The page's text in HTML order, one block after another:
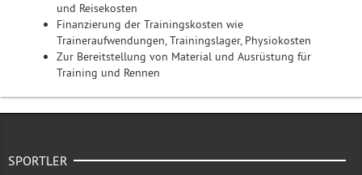
und Reisekosten
Finanzierung der Trainingskosten wie
Traineraufwendungen, Trainingslager, Physiokosten
Zur Bereitstellung von Material und Ausrüstung für
Training und Rennen
SPORTLER